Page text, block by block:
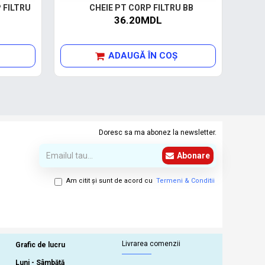
CHEIE PT CORP FILTRU BB
36.20MDL
ADAUGĂ ÎN COŞ
Doresc sa ma abonez la newsletter.
Abonare
Am citit şi sunt de acord cu Termeni & Conditii
Grafic de lucru
Luni - Sâmbătă
Livrarea comenzii